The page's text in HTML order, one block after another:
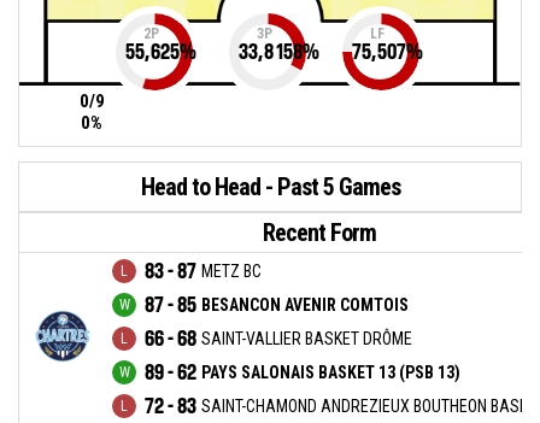
0/9
0%
2P
55,625%
3P
33,8158%
LF
75,507%
Head to Head - Past 5 Games
Recent Form
83 - 87 METZ BC
87 - 85 BESANCON AVENIR COMTOIS
66 - 68 SAINT-VALLIER BASKET DRÔME
89 - 62 PAYS SALONAIS BASKET 13 (PSB 13)
72 - 83 SAINT-CHAMOND ANDREZIEUX BOUTHEON